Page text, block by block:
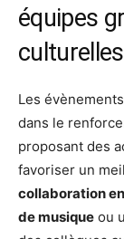
équipes
culturelles
Les
dans le
proposant des
favoriser un
collaboration
de musique ou